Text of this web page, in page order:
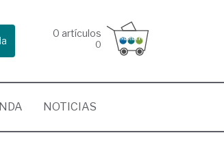
0 artículos
0
NOTICIAS